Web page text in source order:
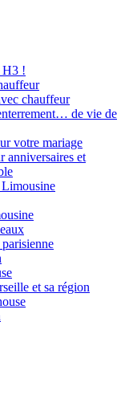
H3 !
chauffeur
de vie de
votre mariage
anniversaires et
Limousine
et sa région